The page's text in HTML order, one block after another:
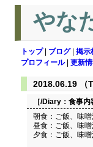
やな
トップ| ブログ| 掲示
プロフィール| 更新
2018.06.19 （
［/Diary： 食事内
朝食：ご飯、味
昼食：ご飯、味
夕食：ご飯、味